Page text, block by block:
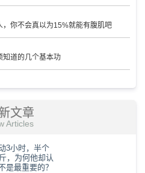
你不会真以为15%就能有腹肌吧
知道的几个基本功
文章
Articles
3小时，半个
，为何他却认
是最重要的？